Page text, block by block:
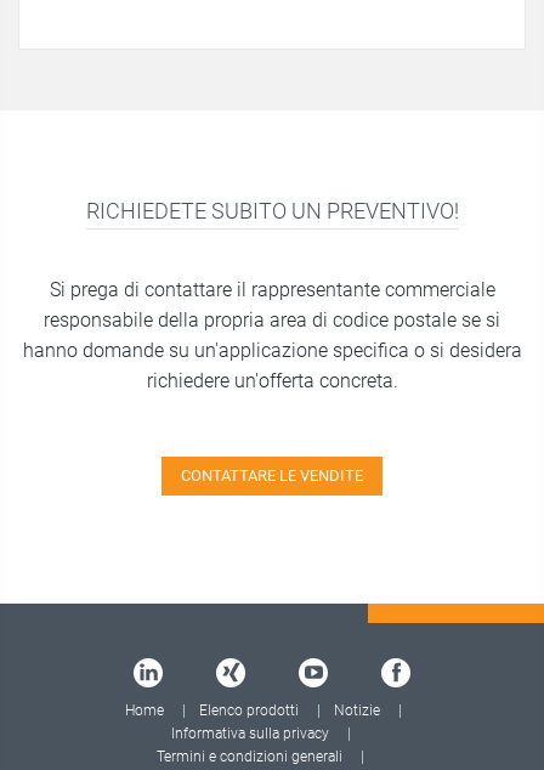
RICHIEDETE SUBITO UN PREVENTIVO!
Si prega di contattare il rappresentante commerciale
responsabile della propria area di codice postale se si
hanno domande su un'applicazione specifica o si desidera
richiedere un'offerta concreta.
CONTATTARE LE VENDITE
Home Elenco prodotti
Notizie
Informativa sulla privacy
Termini e condizioni generali